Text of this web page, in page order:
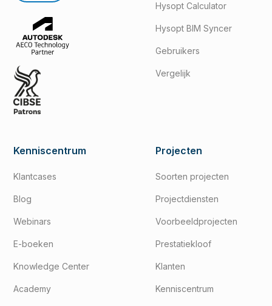
Hysopt Calculator
Hysopt BIM Syncer
Gebruikers
Vergelijk
Kenniscentrum
Klantcases
Blog
Webinars
E-boeken
Knowledge Center
Academy
Projecten
Soorten projecten
Projectdiensten
Voorbeeldprojecten
Prestatiekloof
Klanten
Kenniscentrum